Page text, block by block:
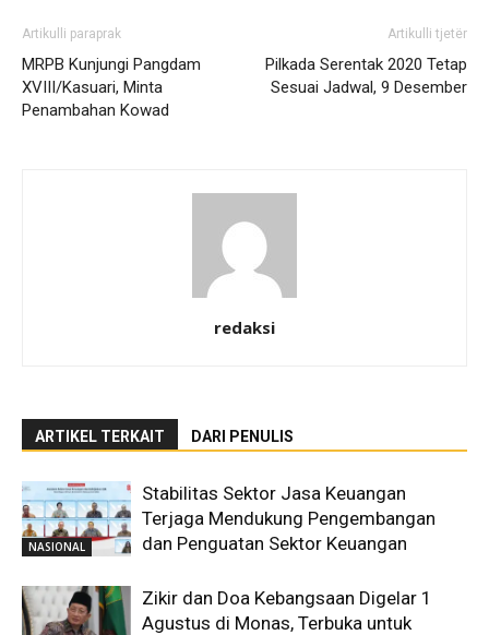
Artikulli paraprak
MRPB Kunjungi Pangdam
XVIII/Kasuari, Minta
Penambahan Kowad
Artikulli tjetër
Pilkada Serentak 2020 Tetap
Sesuai Jadwal, 9 Desember
redaksi
ARTIKEL TERKAIT DARI PENULIS
NASIONAL
Stabilitas Sektor Jasa Keuangan
Terjaga Mendukung Pengembangan
dan Penguatan Sektor Keuangan
Zikir dan Doa Kebangsaan Digelar 1
Agustus di Monas, Terbuka untuk